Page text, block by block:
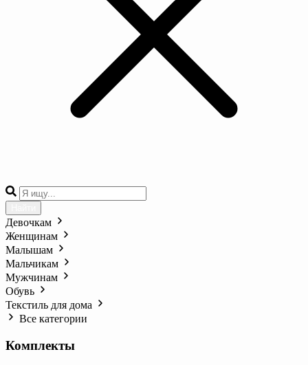
Девочкам
Женщинам
Малышам
Мальчикам
Мужчинам
Обувь
Текстиль для дома
Все категории
Комплекты